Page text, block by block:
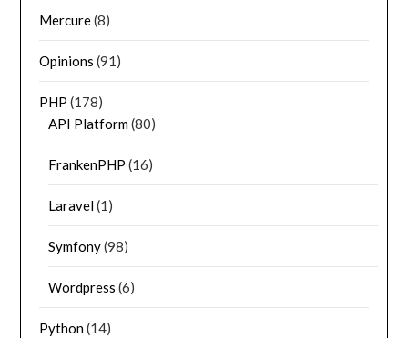
Mercure(8)
Opinions (91)
PHP (178)
API Platform(80)
FrankenPHP (16)
Laravel(1)
Symfony(98)
Wordpress (6)
Python(14)